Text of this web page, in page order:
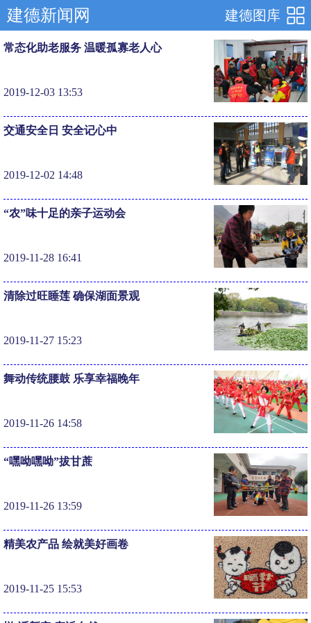
建德图库
建德新闻网
常态化助老服务 温暖孤寡老人心
2019-12-03 13:53
交通安全日 安全记心中
2019-12-02 14:48
“农”味十足的亲子运动会
2019-11-28 16:41
清除过旺睡莲 确保湖面景观
2019-11-27 15:23
舞动传统腰鼓 乐享幸福晚年
2019-11-26 14:58
“嘿呦嘿呦”拔甘蔗
2019-11-26 13:59
精美农产品 绘就美好画卷
2019-11-25 15:53